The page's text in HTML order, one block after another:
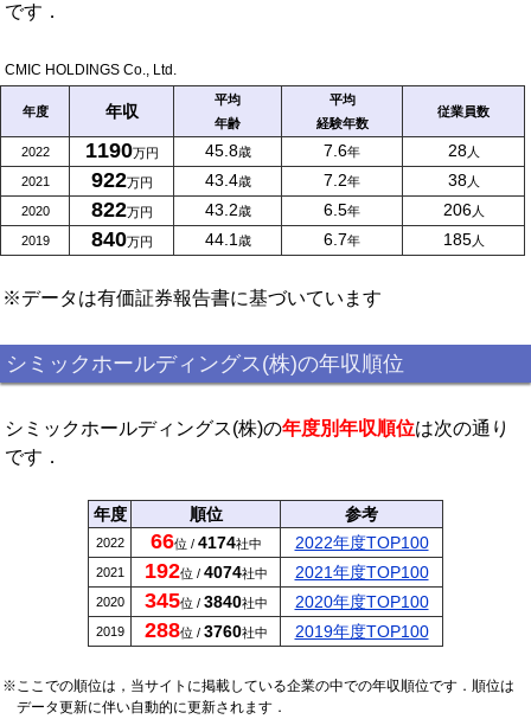
です．
CMIC HOLDINGS Co., Ltd.
年度 年収
平均
年齢
平均
経験年数
従業員数
2022 1190万円 45.8歳 7.6年 28人
2021 922万円 43.4歳 7.2年 38人
2020 822万円 43.2歳 6.5年 206人
2019 840万円 44.1 歳 6.7年 185人
※データは有価証券報告書に基づいています
シミックホールディングス(株)の年収順位
シミックホールディングス(株)の年度別年収順位は次の通り
です．
年度 順位 参考
2022 66位 / 4174社中 2022年度TOP100
2021 192位 / 4074社中 2021年度TOP100
2020 345位 / 3840社中 2020年度TOP100
2019 288位 / 3760社中 2019年度TOP100
※ここでの順位は，当サイトに掲載している企業の中での年収順位です．順位は
データ更新に伴い自動的に更新されます．